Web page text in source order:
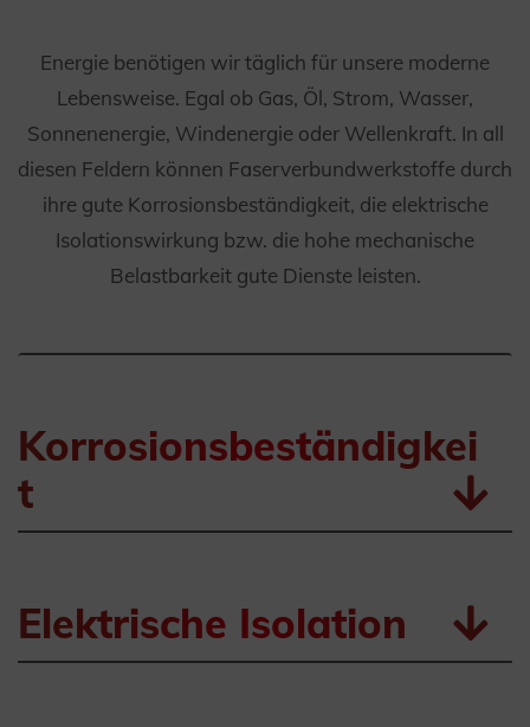
Energie benötigen wir täglich für unsere moderne
Lebensweise. Egal ob Gas, Öl, Strom, Wasser,
Sonnenenergie, Windenergie oder Wellenkraft. In all
diesen Feldern können Faserverbundwerkstoffe durch
ihre gute Korrosionsbeständigkeit, die elektrische
Isolationswirkung bzw. die hohe mechanische
Belastbarkeit gute Dienste leisten.
Korrosionsbeständigkei
t
Elektrische Isolation